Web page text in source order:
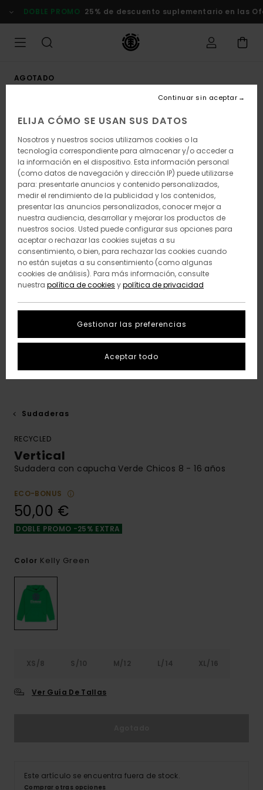
la
DOBLE PROMO 25% de descuento suplementario en las
AGOTADO
Sudaderas
RECYCLED
Vertical
Sudadera con capucha Verde Chicos 8 - 16 años
ECO-BONUS
50,00 €
DOBLE PROMO -25% EXTRA
Color Kelly Green
XS/8 S/10 M/12 L/14 XL/16
Ver Guía De Tallas
Este artículo se encuentra fuera de stock.
Comprar otras opciones
ELIJA CÓMO SE USAN SUS DATOS
Nosotros y nuestros socios utilizamos cookies o la
tecnología correspondiente para almacenar y/o acceder a
la información en el dispositivo. Esta información personal
(como datos de navegación y dirección IP) puede utilizarse
para: presentarle anuncios y contenido personalizados,
medir el rendimiento de la publicidad y los contenidos,
presentar las anuncios personalizados, conocer mejor a
nuestra audiencia, desarrollar y mejorar los productos de
nuestros socios. Usted puede configurar sus opciones para
aceptar o rechazar las cookies sujetas a su
consentimiento, o bien, para rechazar las cookies cuando
no están sujetas a su consentimiento (como algunas
cookies de análisis). Para más información, consulte
nuestra política de cookies ypolítica de privacidad
Gestionar las preferencias
Continuar sin aceptar
Aceptar todo